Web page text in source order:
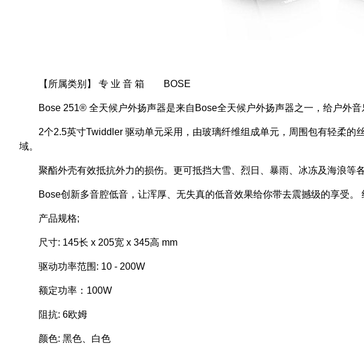
【所属类别】 专 业 音 箱 BOSE
Bose 251® 全天候户外扬声器是来自Bose全天候户外扬声器之一，给户外音
2个2.5英寸Twiddler 驱动单元采用，由玻璃纤维组成单元，周围包有轻柔
域。
聚酯外壳有效抵抗外力的损伤。更可抵挡大雪、烈日、暴雨、冰冻及海浪等
Bose创新多音腔低音，让浑厚、无失真的低音效果给你带去震撼级的享受
产品规格;
尺寸: 145长 x 205宽 x 345高 mm
驱动功率范围: 10 - 200W
额定功率：100W
阻抗: 6欧姆
颜色: 黑色、白色